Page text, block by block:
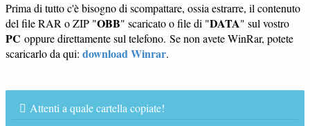
Prima di tutto c'è bisogno di scompattare, ossia estrarre, il contenuto
del file RAR o ZIP "OBB" scaricato o file di "DATA" sul vostro
PC oppure direttamente sul telefono. Se non avete WinRar, potete
scaricarlo da qui: download Winrar.
Attenti a quale cartella copiate!